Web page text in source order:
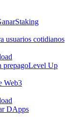
Staking
usuarios cotidianos
prepagoLevel Up
Web3
DApps